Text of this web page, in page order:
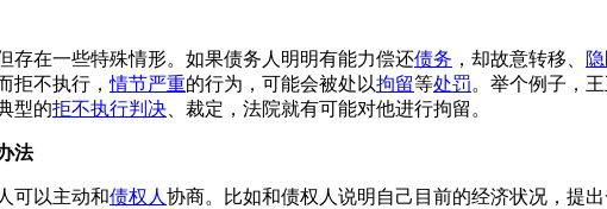
存在一些特殊情形。如果债务人明明有能力偿还债务 ，却故意转移、
拒不执行，情节严重的行为，可能会被处以拘留等处罚。举个例子，
型的拒不执行判决 、裁定，法院就有可能对他进行拘留。
法
可以主动和债权人 协商。比如和债权人说明自己目前的经济状况，提